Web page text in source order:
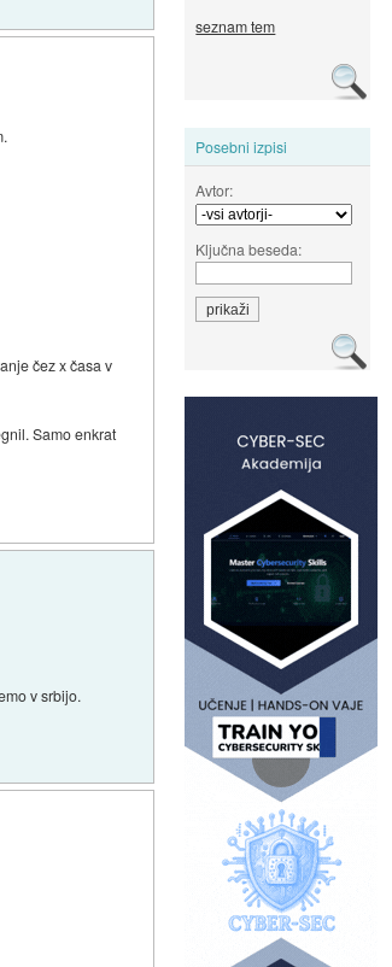
seznam tem
Posebni izpisi
Avtor:
Ključna beseda:
čez x časa v
Samo enkrat
v srbijo.